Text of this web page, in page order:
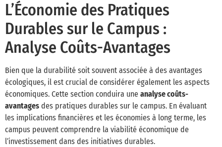
L’Économie des Pratiques
Durables sur le Campus :
Analyse Coûts-Avantages
Bien que la durabilité soit souvent associée à des avantages
écologiques, il est crucial de considérer également les aspects
économiques. Cette section conduira une analyse coûts-
avantages des pratiques durables sur le campus. En évaluant
les implications financières et les économies à long terme, les
campus peuvent comprendre la viabilité économique de
l’investissement dans des initiatives durables.